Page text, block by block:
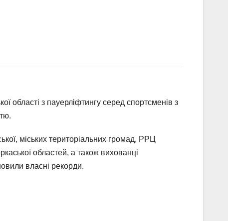
області з пауерліфтингу серед спортсменів з
міських територіальних громад, РРЦ
областей, а також вихованці
власні рекорди.